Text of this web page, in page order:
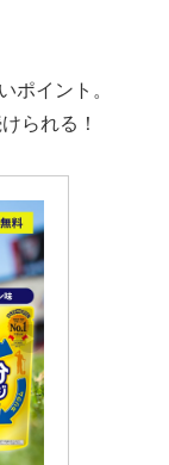
ポイント。
られる！